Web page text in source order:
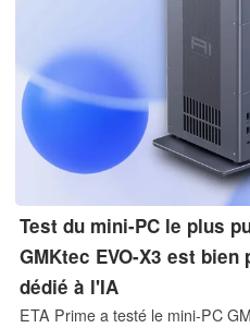
Test du mini-PC le plus
GMKtec EVO-X3 est
dédié à l'IA
ETA Prime a testé le mini-PC